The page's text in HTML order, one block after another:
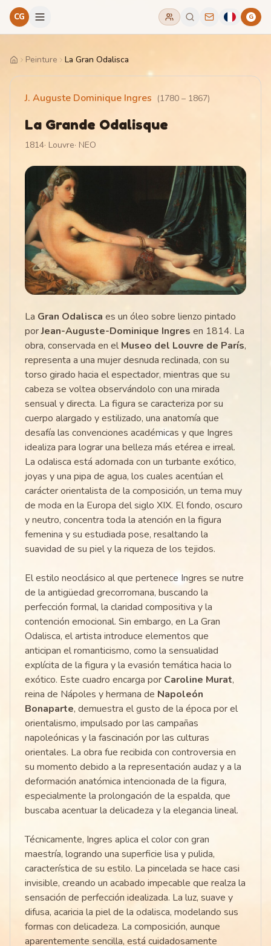
CG G
HomePeinture La Gran Odalisca
J. Auguste Dominique Ingres (1780 – 1867)
La Grande Odalisque
1814· Louvre· NEO
La Gran Odalisca es un óleo sobre lienzo pintado
porJean-Auguste-Dominique Ingres en 1814. La
obra, conservada en el Museo del Louvre de París,
representa a una mujer desnuda reclinada, con su
torso girado hacia el espectador, mientras que su
cabeza se voltea observándolo con una mirada
sensual y directa. La figura se caracteriza por su
cuerpo alargado y estilizado, una anatomía que
desafía las convenciones académicas y que Ingres
idealiza para lograr una belleza más etérea e irreal.
La odalisca está adornada con un turbante exótico,
joyas y una pipa de agua, los cuales acentúan el
carácter orientalista de la composición, un tema muy
de moda en la Europa del siglo XIX. El fondo, oscuro
y neutro, concentra toda la atención en la figura
femenina y su estudiada pose, resaltando la
suavidad de su piel y la riqueza de los tejidos.
El estilo neoclásico al que pertenece Ingres se nutre
de la antigüedad grecorromana, buscando la
perfección formal, la claridad compositiva y la
contención emocional. Sin embargo, en La Gran
Odalisca, el artista introduce elementos que
anticipan el romanticismo, como la sensualidad
explícita de la figura y la evasión temática hacia lo
exótico. Este cuadro encarga por Caroline Murat,
reina de Nápoles y hermana de Napoleón
Bonaparte, demuestra el gusto de la época por el
orientalismo, impulsado por las campañas
napoleónicas y la fascinación por las culturas
orientales. La obra fue recibida con controversia en
su momento debido a la representación audaz y a la
deformación anatómica intencionada de la figura,
especialmente la prolongación de la espalda, que
buscaba acentuar la delicadeza y la elegancia lineal.
Técnicamente, Ingres aplica el color con gran
maestría, logrando una superficie lisa y pulida,
característica de su estilo. La pincelada se hace casi
invisible, creando un acabado impecable que realza la
sensación de perfección idealizada. La luz, suave y
difusa, acaricia la piel de la odalisca, modelando sus
formas con delicadeza. La composición, aunque
aparentemente sencilla, está cuidadosamente